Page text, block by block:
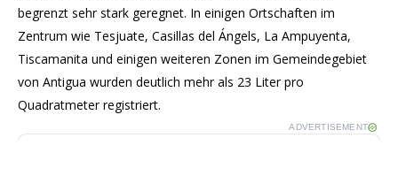
begrenzt sehr stark geregnet. In einigen Ortschaften im
Zentrum wie Tesjuate, Casillas del Ángels, La Ampuyenta,
Tiscamanita und einigen weiteren Zonen im Gemeindegebiet
von Antigua wurden deutlich mehr als 23 Liter pro
Quadratmeter registriert.
ADVERTISEMENT